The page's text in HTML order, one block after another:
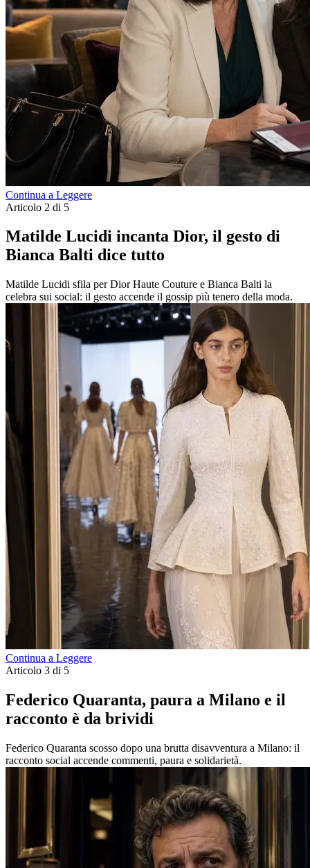
Continua a Leggere
Articolo 2 di 5
Matilde Lucidi incanta Dior, il gesto di
Bianca Balti dice tutto
Matilde Lucidi sfila per Dior Haute Couture e Bianca Balti la
celebra sui social: il gesto accende il gossip più tenero della moda.
Continua a Leggere
Articolo 3 di 5
Federico Quaranta, paura a Milano e il
racconto è da brividi
Federico Quaranta scosso dopo una brutta disavventura a Milano: il
racconto social accende commenti, paura e solidarietà.